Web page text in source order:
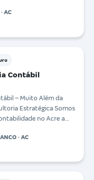
AC
Contábil
– Muito Além da
Estratégica Somos
no Acre a
· AC